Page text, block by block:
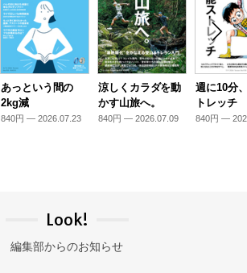
あっという間の
2kg減
840円 — 2026.07.23
涼しくカラダを動
かす山旅へ。
840円 — 2026.07.09
週に10分
トレッチ
840円 —
Look!
編集部からのお知らせ